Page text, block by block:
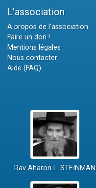
L'association
A propos de l'association
Faire un don !
Mentions légales
Nous contacter
Aide (FAQ)
Rav Aharon L. STEINMAN